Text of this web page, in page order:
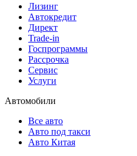
Лизинг
Автокредит
Директ
Trade-in
Госпрограммы
Рассрочка
Сервис
Услуги
Автомобили
Все авто
Авто под такси
Авто Китая